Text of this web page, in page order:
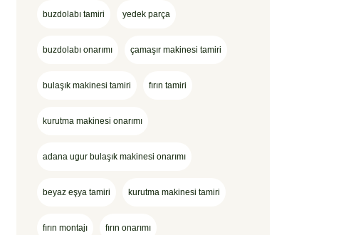
buzdolabı tamiri yedek parça
buzdolabı onarımı çamaşır makinesi tamiri
bulaşık makinesi tamiri fırın tamiri
kurutma makinesi onarımı
adana ugur bulaşık makinesi onarımı
beyaz eşya tamiri kurutma makinesi tamiri
fırın montajı fırın onarımı